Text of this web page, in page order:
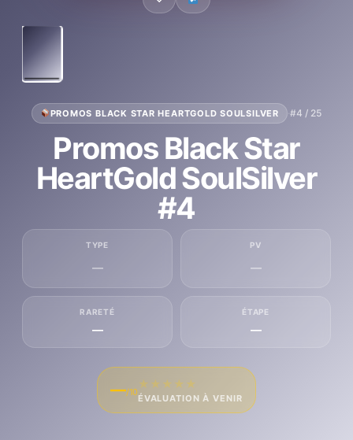
PROMOS BLACK STAR HEARTGOLD SOULSILVER ·#4 / 25
Promos Black Star
HeartGold SoulSilver
#4
TYPE
—
PV
—
RARETÉ
—
ÉTAPE
—
—/10
★ ★ ★ ★ ★
ÉVALUATION À VENIR